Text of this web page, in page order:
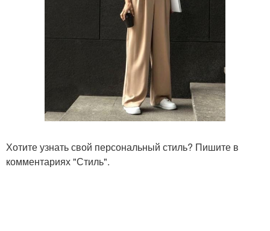
Хотите узнать свой персональный стиль? Пишите в
комментариях "Стиль".